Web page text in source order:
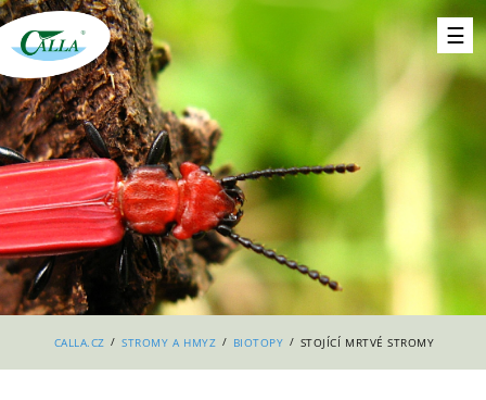
CALLA.CZ / STROMY A HMYZ / BIOTOPY / STOJÍCÍ MRTVÉ STROMY